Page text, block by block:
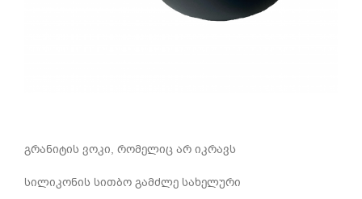
გრანიტის ვოკი, რომელიც არ იკრავს
სილიკონის სითბო გამძლე სახელური